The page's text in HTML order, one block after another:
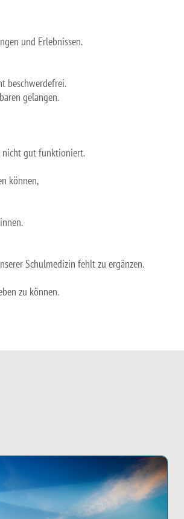
und Erlebnissen.
beschwerdefrei.
gelangen.
nicht gut funktioniert.
können,
Schulmedizin fehlt zu ergänzen.
zu können.